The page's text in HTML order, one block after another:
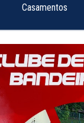
Casamentos